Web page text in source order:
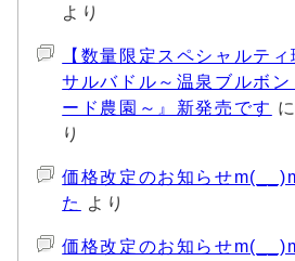
より
【数量限定スペシャルテ
サルバドル～温泉ブルボ
ード農園～』新発売です に
り
価格改定のお知らせ
た
より
価格改定のお知らせ